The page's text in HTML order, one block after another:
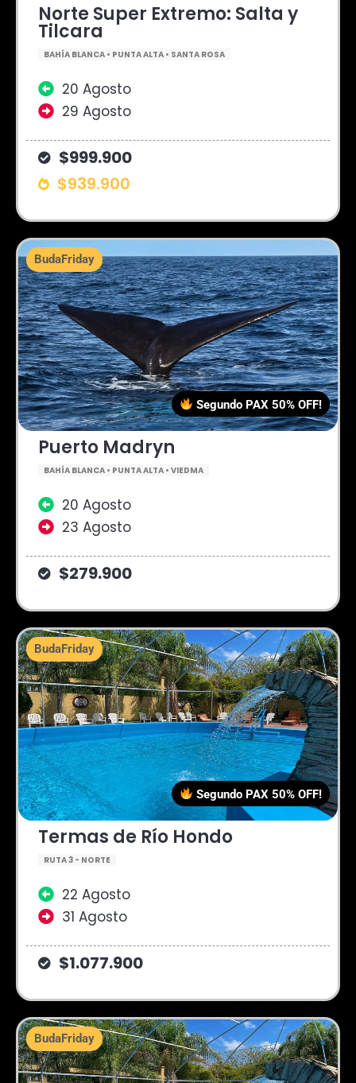
Norte Super Extremo: Salta y
Tilcara
BAHÍA BLANCA • PUNTA ALTA • SANTA ROSA
20 Agosto
29 Agosto
$999.900
$939.900
Puerto Madryn
BAHÍA BLANCA • PUNTA ALTA • VIEDMA
20 Agosto
23 Agosto
$279.900
BudaFriday
Segundo PAX 50% OFF!
Termas de Río Hondo
RUTA 3 - NORTE
22 Agosto
31 Agosto
$1.077.900
BudaFriday
Segundo PAX 50% OFF!
BudaFriday